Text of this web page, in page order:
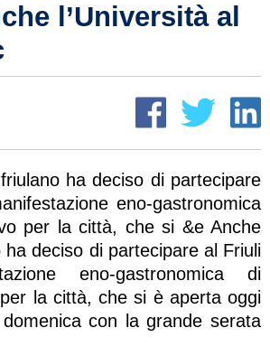
l’Università al
ha deciso di partecipare
eno-gastronomica
per la città, che si &e Anche
ha deciso di partecipare al Friuli
eno-gastronomica di
la città, che si è aperta oggi
con la grande serata